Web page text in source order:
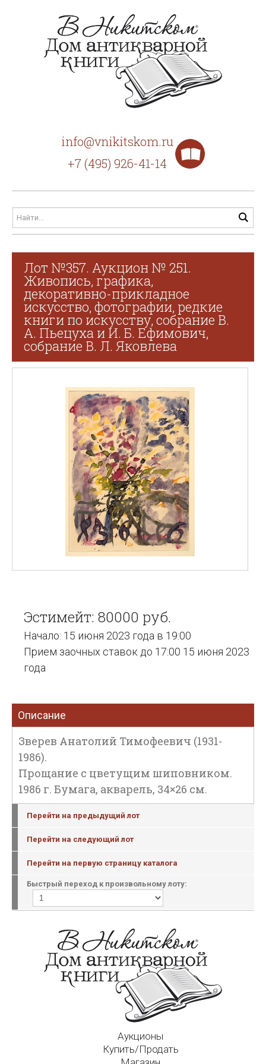
info@vnikitskom.ru
+7 (495) 926-41-14
Лот №357. Аукцион № 251.
Живопись, графика,
декоративно-прикладное
искусство, фотографии, редкие
книги по искусству, собрание В.
А. Пьецуха и И. Б. Ефимович,
собрание В. Л. Яковлева
Эстимейт: 80000 руб.
Начало: 15 июня 2023 года в 19:00
Прием заочных ставок до 17:00 15 июня 2023
года
Описание
Зверев Анатолий Тимофеевич (1931-
1986).
Прощание с цветущим шиповником.
1986 г. Бумага, акварель, 34×26 см.
Перейти на предыдущий лот
Перейти на следующий лот
Перейти на первую страницу каталога
Быстрый переход к произвольному лоту:
Аукционы
Купить/Продать